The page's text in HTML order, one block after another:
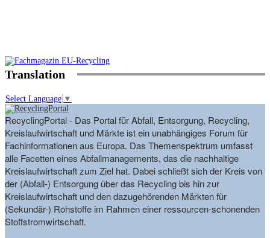
Translation
Select Language ▼
RecyclingPortal - Das Portal für Abfall, Entsorgung, Recycling,
Kreislaufwirtschaft und Märkte ist ein unabhängiges Forum für
Fachinformationen aus Europa. Das Themenspektrum umfasst
alle Facetten eines Abfallmanagements, das die nachhaltige
Kreislaufwirtschaft zum Ziel hat. Dabei schließt sich der Kreis von
der (Abfall-) Entsorgung über das Recycling bis hin zur
Kreislaufwirtschaft und den dazugehörenden Märkten für
(Sekundär-) Rohstoffe im Rahmen einer ressourcen-schonenden
Stoffstromwirtschaft.